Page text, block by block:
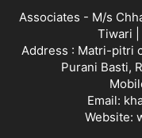
Associates - M/s
Tiwari |
Address : Matri-pitri
Purani Basti,
Email:
Website: